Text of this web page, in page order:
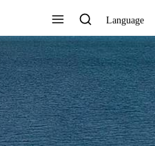
Language